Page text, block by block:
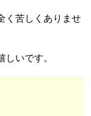
く苦しくありませ
いです。